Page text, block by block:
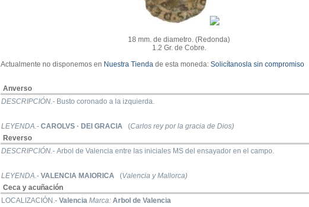
18 mm. de diametro. (Redonda)
1.2 Gr. de Cobre.
Actualmente no disponemos en Nuestra Tienda de esta moneda: Solicítanosla sin compromiso
Anverso
DESCRIPCIÓN.- Busto coronado a la izquierda.
LEYENDA.- CAROLVS · DEI GRACIA (Carlos rey por la gracia de Dios)
Reverso
DESCRIPCIÓN.- Arbol de Valencia entre las iniciales MS del ensayador en el campo.
LEYENDA.- VALENCIA MAIORICA (Valencia y Mallorca)
Ceca y acuñación
LOCALIZACIÓN.- Valencia Marca: Arbol de Valencia